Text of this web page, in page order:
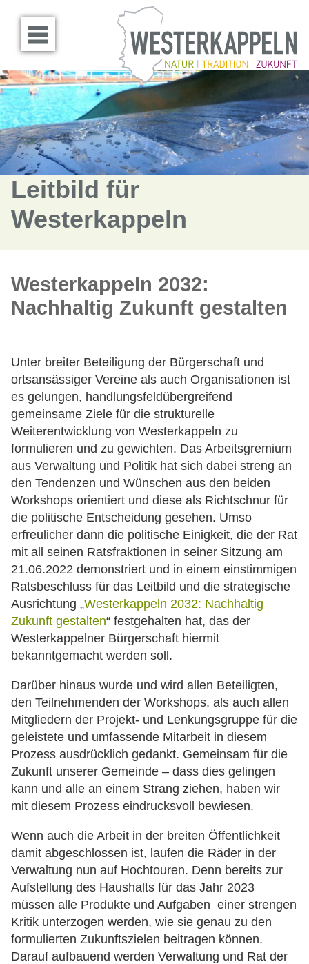
Menü öffnen
Leitbild für
Westerkappeln
Westerkappeln 2032:
Nachhaltig Zukunft gestalten
Unter breiter Beteiligung der Bürgerschaft und
ortsansässiger Vereine als auch Organisationen ist
es gelungen, handlungsfeldübergreifend
gemeinsame Ziele für die strukturelle
Weiterentwicklung von Westerkappeln zu
formulieren und zu gewichten. Das Arbeitsgremium
aus Verwaltung und Politik hat sich dabei streng an
den Tendenzen und Wünschen aus den beiden
Workshops orientiert und diese als Richtschnur für
die politische Entscheidung gesehen. Umso
erfreulicher dann die politische Einigkeit, die der Rat
mit all seinen Ratsfraktionen in seiner Sitzung am
21.06.2022 demonstriert und in einem einstimmigen
Ratsbeschluss für das Leitbild und die strategische
Ausrichtung „Westerkappeln 2032: Nachhaltig
Zukunft gestalten“ festgehalten hat, das der
Westerkappelner Bürgerschaft hiermit
bekanntgemacht werden soll.
Darüber hinaus wurde und wird allen Beteiligten,
den Teilnehmenden der Workshops, als auch allen
Mitgliedern der Projekt- und Lenkungsgruppe für die
geleistete und umfassende Mitarbeit in diesem
Prozess ausdrücklich gedankt. Gemeinsam für die
Zukunft unserer Gemeinde – dass dies gelingen
kann und alle an einem Strang ziehen, haben wir
mit diesem Prozess eindrucksvoll bewiesen.
Wenn auch die Arbeit in der breiten Öffentlichkeit
damit abgeschlossen ist, laufen die Räder in der
Verwaltung nun auf Hochtouren. Denn bereits zur
Aufstellung des Haushalts für das Jahr 2023
müssen alle Produkte und Aufgaben einer strengen
Kritik unterzogen werden, wie sie genau zu den
formulierten Zukunftszielen beitragen können.
Darauf aufbauend werden Verwaltung und Rat der